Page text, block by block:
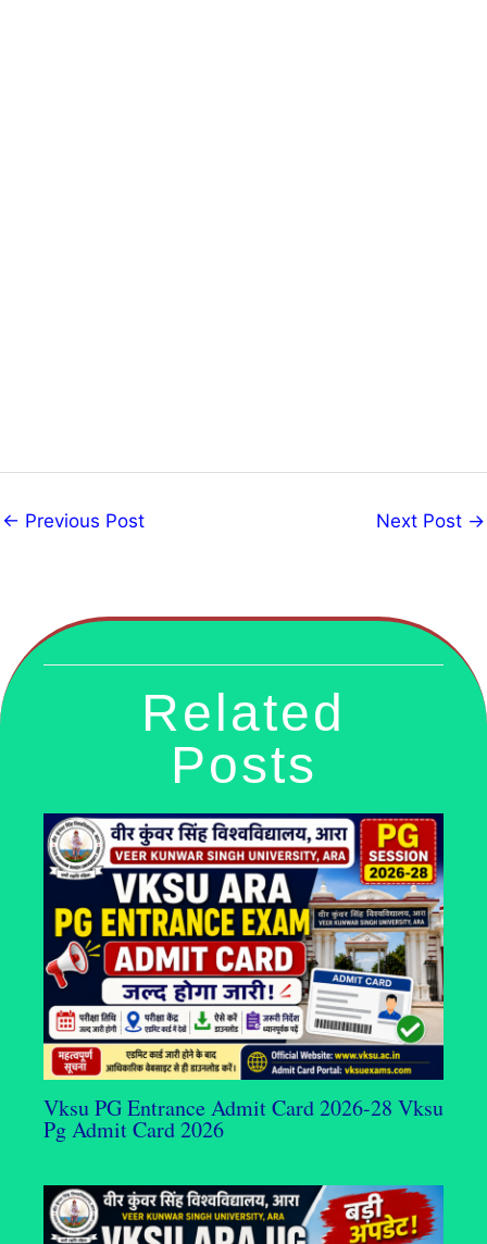
← Previous Post Next Post →
Related
Posts
Vksu PG Entrance Admit Card 2026-28 Vksu
Pg Admit Card 2026